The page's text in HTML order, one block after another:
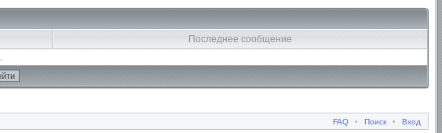
Последнее сообщение
FAQ • Поиск • Вход